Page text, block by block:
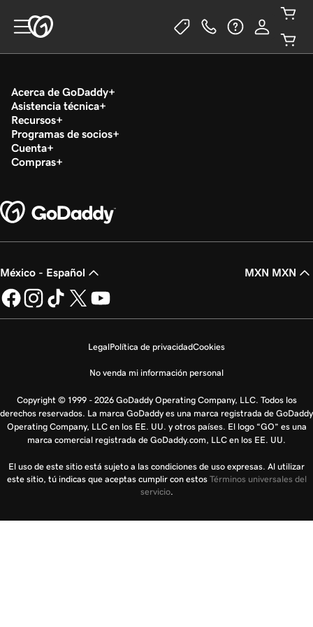
Acerca de GoDaddy
Asistencia técnica
Recursos
Programas de socios
Cuenta
Compras
México - Español MXN MXN
LegalPolítica de privacidadCookies
No venda mi información personal
Copyright © 1999 - 2026 GoDaddy Operating Company, LLC. Todos los
derechos reservados. La marca GoDaddy es una marca registrada de GoDaddy
Operating Company, LLC en los EE. UU. y otros países. El logo “GO” es una
marca comercial registrada de GoDaddy.com, LLC en los EE. UU.
El uso de este sitio está sujeto a las condiciones de uso expresas. Al utilizar
este sitio, tú indicas que aceptas cumplir con estos Términos universales del
servicio.